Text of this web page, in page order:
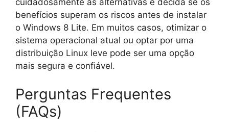
cuidadosamente as alternativas e decida se os
benefícios superam os riscos antes de instalar
o Windows 8 Lite. Em muitos casos, otimizar o
sistema operacional atual ou optar por uma
distribuição Linux leve pode ser uma opção
mais segura e confiável.
Perguntas Frequentes
(FAQs)